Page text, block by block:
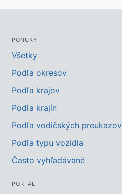
PONUKY
Všetky
Podľa okresov
Podľa krajov
Podľa krajín
Podľa vodičských preukazov
Podľa typu vozidla
Často vyhľadávané
PORTÁL